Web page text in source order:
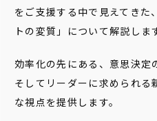
をご支援する中で見えてきた
トの変質」について解説しま
効率化の先にある、意思決定
そしてリーダーに求められる
な視点を提供します。